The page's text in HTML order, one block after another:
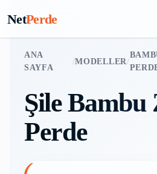
NetPerde
ANA
SAYFA
/MODELLER/
ŞileBambu
Perde